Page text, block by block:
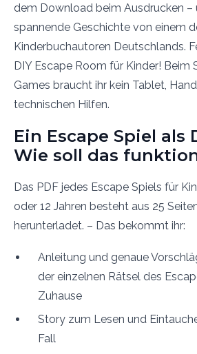
dem Download beim Ausdrucken –
spannende Geschichte von einem
Kinderbuchautoren Deutschlands.
DIY Escape Room für Kinder! Beim
Games braucht ihr kein Tablet,
technischen Hilfen.
Ein Escape Spiel als
Wie soll das
Das PDF jedes Escape Spiels für
oder 12 Jahren besteht aus 25
herunterladet. – Das bekommt ihr:
Anleitung und genaue
der einzelnen Rätsel des
Zuhause
Story zum Lesen und
Fall